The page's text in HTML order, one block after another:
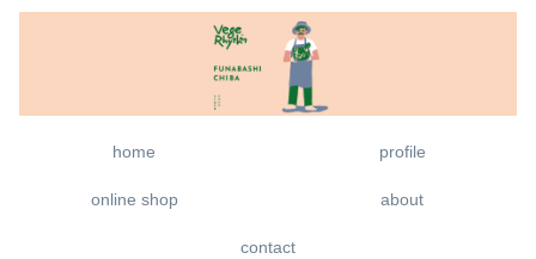
home profile
online shop about
contact